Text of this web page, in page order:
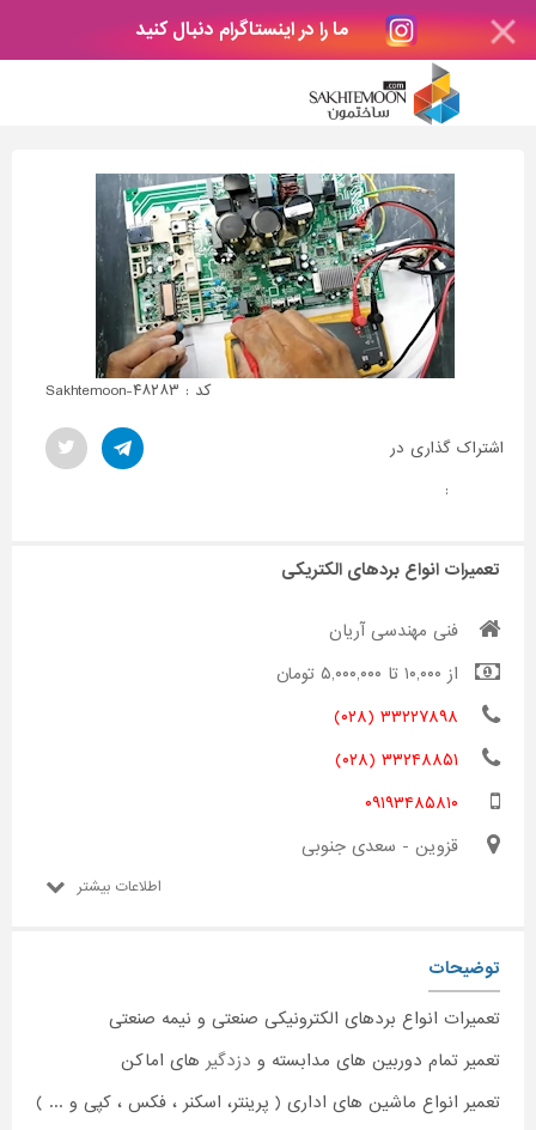
ما را در اینستاگرام دنبال کنید
کد : Sakhtemoon-۴۸۲۸۳
اشتراک گذاری در
:
تعمیرات انواع بردهای الکتریکی
فنی مهندسی آریان
از ۱۰,۰۰۰ تا ۵,۰۰۰,۰۰۰ تومان
۳۳۲۲۷۸۹۸ (۰۲۸)
۳۳۲۴۸۸۵۱ (۰۲۸)
۰۹۱۹۳۴۸۵۸۱۰
قزوین - سعدی جنوبی
اطلاعات بیشتر
توضیحات
تعمیرات انواع بردهای الکترونیکی صنعتی و نیمه صنعتی
تعمیر تمام دوربین های مدابسته و دزدگیر های اماکن
تعمیر انواع ماشین های اداری ( پرینتر، اسکنر ، فکس ، کپی و ... )